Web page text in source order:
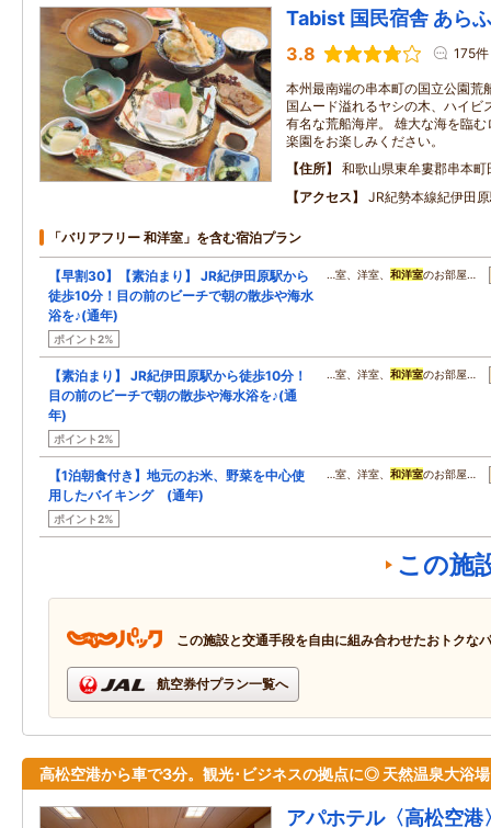
Tabist 国民宿舎 あら
3.8 175件
本州最南端の串本町の国立公園荒
国ムード溢れるヤシの木、ハイビ
有名な荒船海岸。 雄大な海を臨
楽園をお楽しみください。
住所
和歌山県東牟婁郡串本町
アクセス
JR紀勢本線紀伊田
「バリアフリー 和洋室」を含む宿泊プラン
【早割30】【素泊まり】 JR紀伊田原駅から
徒歩10分！目の前のビーチで朝の散歩や海水
浴を♪(通年)
ポイント2%
…室、洋室、 和洋室のお部屋…
【素泊まり】 JR紀伊田原駅から徒歩10分！
目の前のビーチで朝の散歩や海水浴を♪(通
年)
ポイント2%
…室、洋室、 和洋室のお部屋…
【1泊朝食付き】地元のお米、野菜を中心使
用したバイキング (通年)
ポイント2%
…室、洋室、 和洋室のお部屋…
この施
この施設と交通手段を自由に組み合わせたおトクな
航空券付プラン一覧へ
高松空港から車で3分。観光･ビジネスの拠点に◎ 天然温泉大浴
アパホテル〈高松空港